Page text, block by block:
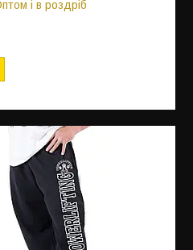
і в роздріб